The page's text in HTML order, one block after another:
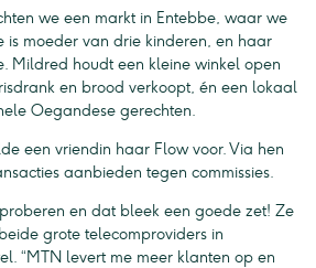
we een markt in Entebbe, waar we
is moeder van drie kinderen, en haar
Mildred houdt een kleine winkel open
en brood verkoopt, én een lokaal
Oegandese gerechten.
een vriendin haar Flow voor. Via hen
aanbieden tegen commissies.
en dat bleek een goede zet! Ze
grote telecomproviders in
“MTN levert me meer klanten op en